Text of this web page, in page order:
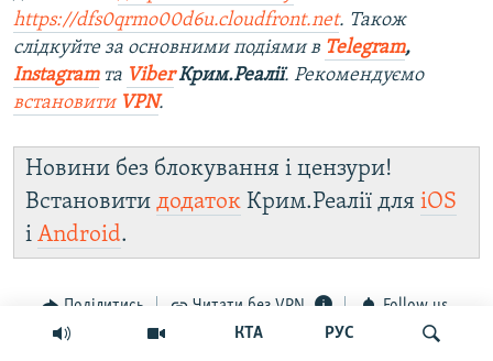
КТА РУС
https://dfs0qrmo00d6u.cloudfront.net. Також
слідкуйте за основними подіями в Telegram,
Instagramта ViberКрим.Реалії. Рекомендуємо
встановити VPN.
Новини без блокування і цензури!
Встановити додаток Крим.Реалії для iOS
і Android.
Поділитись Читати без VPN Follow us